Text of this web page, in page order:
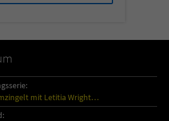
mit Letitia Wright…